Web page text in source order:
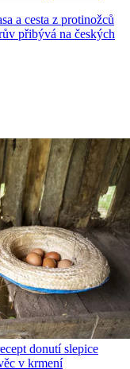
a cesta z protinožců
přibývá na českých
donutí slepice
v krmení